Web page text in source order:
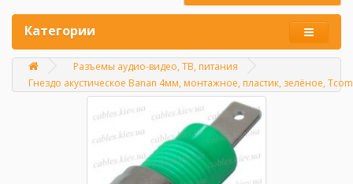
Категории
Разъемы аудио-видео, ТВ, питания
Гнездо акустическое Banan 4мм, монтажное, пластик, зелёное, Tcom